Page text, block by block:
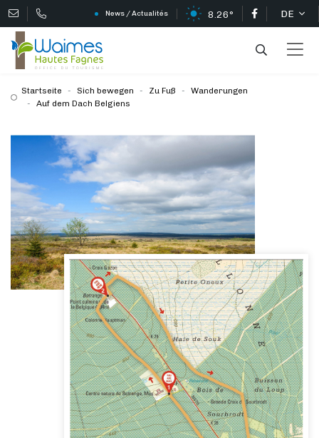
News / Actualités 8.26° DE
Startseite Sich bewegen Zu Fuß
Wanderungen
Auf dem Dach Belgiens